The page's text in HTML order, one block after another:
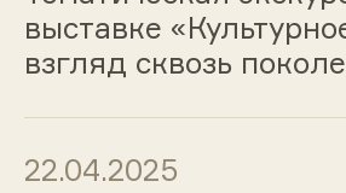
выставке
взгляд сквозь
22.04.2025